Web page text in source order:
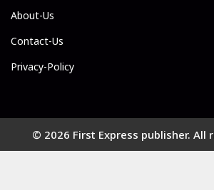
About-Us
Contact-Us
Privacy-Policy
© 2026 First Express publisher. All